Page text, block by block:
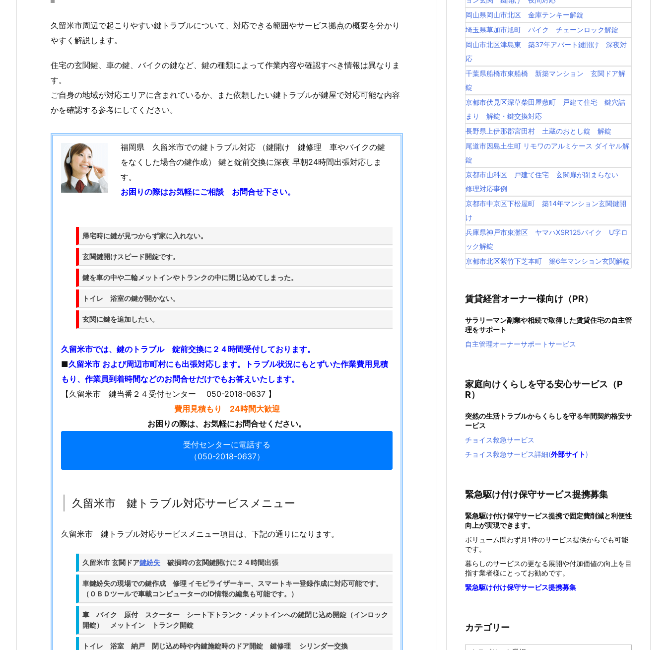
鍵
け
紛
失
バ
イ
ク
鍵
作
米
市
鍵
ブ
ル
応
サ
ー
2.
米
市
ス
点
久留米市周辺で起こりやすい鍵トラブルについて、対応できる範囲やサービス拠点の概要を分かり
やすく解説します。
住宅の玄関鍵、車の鍵、バイクの鍵など、鍵の種類によって作業内容や確認すべき情報は異なりま
す。
ご自身の地域が対応エリアに含まれているか、また依頼したい鍵トラブルが鍵屋で対応可能な内容
かを確認する参考にしてください。
福岡県 久留米市での鍵トラブル対応 （鍵開け 鍵修理 車やバイクの鍵
をなくした場合の鍵作成） 鍵と錠前交換に深夜 早朝24時間出張対応しま
す。
お困りの際はお気軽にご相談 お問合せ下さい。
帰宅時に鍵が見つからず家に入れない。
玄関鍵開けスピード開錠です。
鍵を車の中や二輪メットインやトランクの中に閉じ込めてしまった。
トイレ 浴室の鍵が開かない。
玄関に鍵を追加したい。
久留米市では、鍵のトラブル 錠前交換に２４時間受付しております。
■久留米市 および周辺市町村にも出張対応します。トラブル状況にもとずいた作業費用見積
もり、作業員到着時間などのお問合せだけでもお答えいたします。
【久留米市 鍵当番２４受付センター 050-2018-0637 】
費用見積もり 24時間大歓迎
お困りの際は、お気軽にお問合せください。
受付センターに電話する
（050-2018-0637）
久留米市 鍵トラブル対応サービスメニュー
久留米市 鍵トラブル対応サービスメニュー項目は、下記の通りになります。
久留米市 玄関ドア鍵紛失 破損時の玄関鍵開けに２４時間出張
車鍵紛失の現場での鍵作成 修理 イモビライザーキー、スマートキー登録作成に対応可能です。
（ＯＢＤツールで車載コンピューターのID情報の編集も可能です。）
車 バイク 原付 スクーター シート下トランク・メットインへの鍵閉じ込め開錠（インロック
開錠） メットイン トランク開錠
トイレ 浴室 納戸 閉じ込め時や内鍵施錠時のドア開錠 鍵修理 シリンダー交換
岡山県岡山市北区 金庫テンキー解錠
埼玉県草加市旭町 バイク チェーンロック解錠
岡山市北区津島東 築37年アパート鍵開け 深夜対
応
千葉県船橋市東船橋 新築マンション 玄関ドア解
錠
京都市伏見区深草柴田屋敷町 戸建て住宅 鍵穴詰
まり 解錠・鍵交換対応
長野県上伊那郡宮田村 土蔵のおとし錠 解錠
尾道市因島土生町 リモワのアルミケース ダイヤル解
錠
京都市山科区 戸建て住宅 玄関扉が閉まらない
修理対応事例
京都市中京区下松屋町 築14年マンション玄関鍵開
け
兵庫県神戸市東灘区 ヤマハXSR125バイク U字ロ
ック解錠
京都市北区紫竹下芝本町 築6年マンション玄関解錠
賃貸経営オーナー様向け（PR）
サラリーマン副業や相続で取得した賃貸住宅の自主管
理をサポート
自主管理オーナーサポートサービス
家庭向けくらしを守る安心サービス（P
R）
突然の生活トラブルからくらしを守る年間契約格安サ
ービス
チョイス救急サービス
チョイス救急サービス詳細(外部サイト)
緊急駆け付け保守サービス提携募集
緊急駆け付け保守サービス提携で固定費削減と利便性
向上が実現できます。
ボリューム問わず月1件のサービス提供からでも可能
です。
暮らしのサービスの更なる展開や付加価値の向上を目
指す業者様にとってお勧めです。
緊急駆け付け保守サービス提携募集
カテゴリー